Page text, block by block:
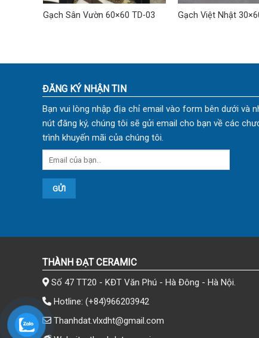
Gạch Sân Vườn 60×60 TD-03
Gạch Việt Nhật
ĐĂNG KÝ NHẬN TIN
Bạn vui lòng nhập địa chỉ email vào form bên dưới và
nút đăng ký, chúng tôi sẽ gửi email cho bạn về các
trình khuyến mãi của chúng tôi.
THÀNH ĐẠT CERAMIC
Số 47 TT20 - KĐT Văn Phú - Hà Đông - Hà Nội.
Hotline: (+84)966203942
Thanhdat.vlxdht@gmail.com